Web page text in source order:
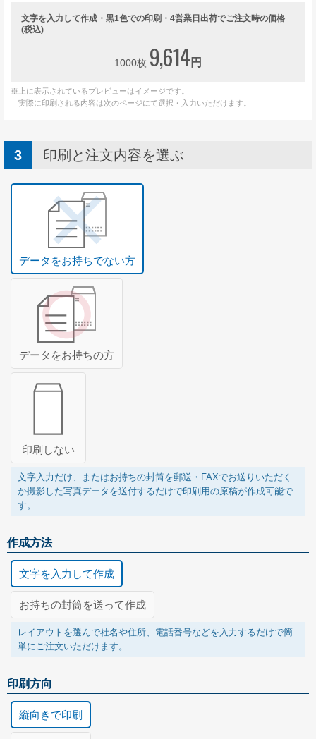
文字を入力して作成・黒1色での印刷・4営業日出荷でご注文時の価格
(税込)
1000枚 9,614 円
※上に表示されているプレビューはイメージです。
実際に印刷される内容は次のページにて選択・入力いただけます。
印刷と注文内容を選ぶ
データをお持ちでない方
データをお持ちの方
印刷しない
文字入力だけ、またはお持ちの封筒を郵送・FAXでお送りいただく
か撮影した写真データを送付するだけで印刷用の原稿が作成可能で
す。
作成方法
文字を入力して作成
お持ちの封筒を送って作成
レイアウトを選んで社名や住所、電話番号などを入力するだけで簡
単にご注文いただけます。
印刷方向
縦向きで印刷